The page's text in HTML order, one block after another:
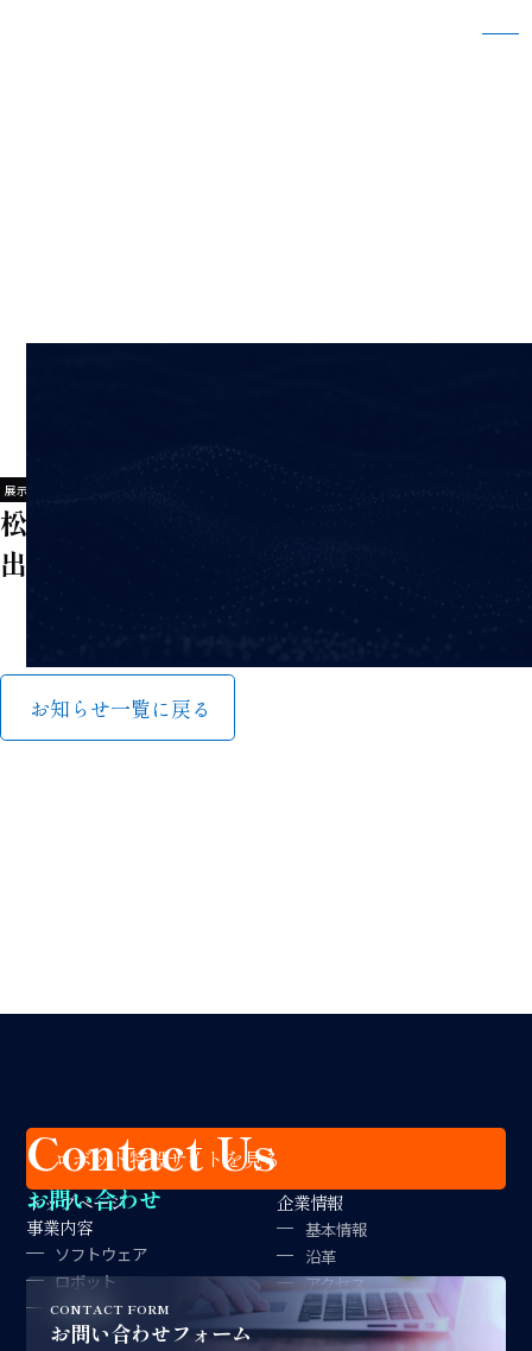
展示会情報
松本ユニークソリューションフェア2023に
出展いたします
お知らせ一覧に戻る
Contact Us
お問い合わせ
CONTACT FORM
お問い合わせフォーム
ロボット特設サイトを見る
トップページ
事業内容
ソフトウェア
ロボット
金型製作
企業情報
基本情報
沿革
アクセス
拠点紹介
経営理念